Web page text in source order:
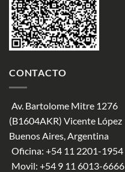
CONTACTO
Av. Bartolome Mitre 1276
(B1604AKR) Vicente López
Buenos Aires, Argentina
Oficina: +54 11 2201-1954
Movil: +54 9 11 6013-6666